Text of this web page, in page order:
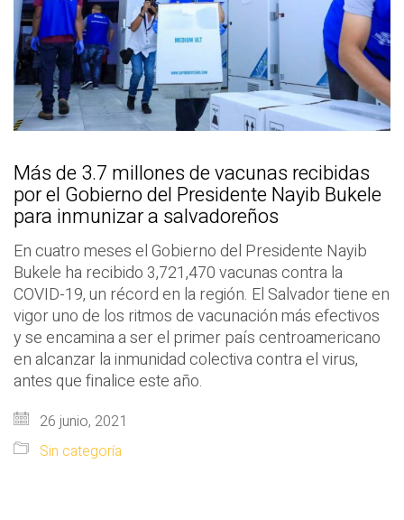
Más de 3.7 millones de vacunas recibidas
por el Gobierno del Presidente Nayib Bukele
para inmunizar a salvadoreños
En cuatro meses el Gobierno del Presidente Nayib
Bukele ha recibido 3,721,470 vacunas contra la
COVID-19, un récord en la región. El Salvador tiene en
vigor uno de los ritmos de vacunación más efectivos
y se encamina a ser el primer país centroamericano
en alcanzar la inmunidad colectiva contra el virus,
antes que finalice este año.
26 junio, 2021
Sin categoría